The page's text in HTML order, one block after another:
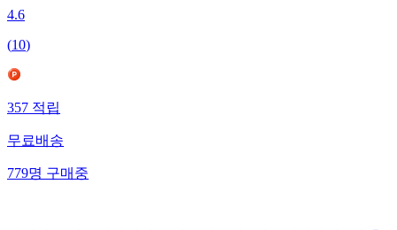
4.6
(10)
357적립
무료배송
779명구매중